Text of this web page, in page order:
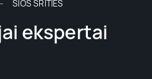
ŠIOS SRITIES
ekspertai